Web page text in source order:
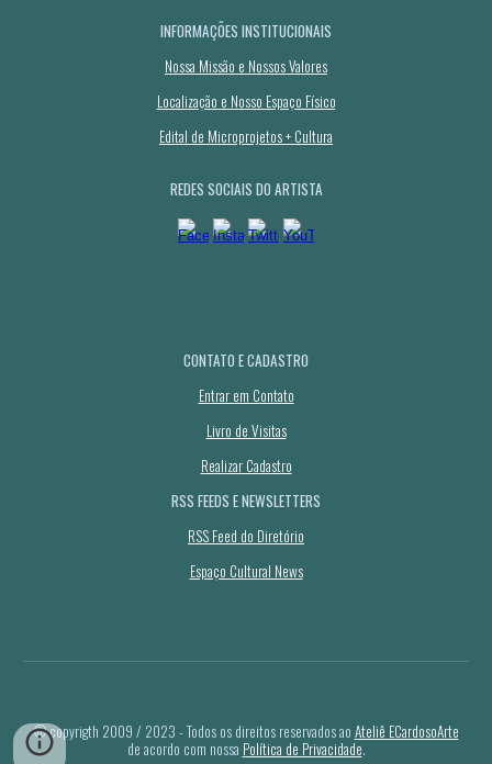
INFORMAÇÕES INSTITUCIONAIS
Nossa Missão e Nossos Valores
Localização e Nosso Espaço Físico
Edital de Microprojetos + Cultura
REDES SOCIAIS DO ARTISTA
CONTATO E CADASTRO
Entrar em Contato
Livro de Visitas
Realizar Cadastro
RSS FEEDS E NEWSLETTERS
RSS Feed do Diretório
Espaço Cultural News
© copyrigth 2009 / 2023 - Todos os direitos reservados ao Ateliê ECardosoArte
de acordo com nossa Política de Privacidade.